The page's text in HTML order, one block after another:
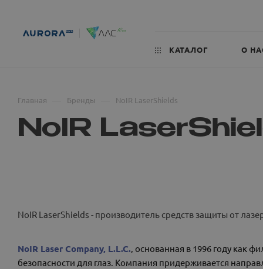
КАТАЛОГ О
Главная Бренды NoIR LaserShields
NoIR
NoIR LaserShields - производитель средств защиты от
NoIR Laser Company, L.L.C., основанная в 1996 году как
безопасности для глаз. Компания придерживается